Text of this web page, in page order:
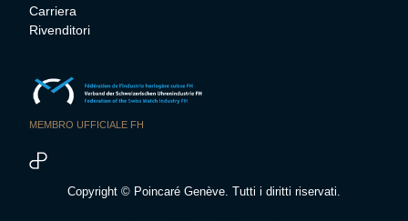
Carriera
Rivenditori
MEMBRO UFFICIALE FH
Copyright © Poincaré Genève. Tutti i diritti riservati.